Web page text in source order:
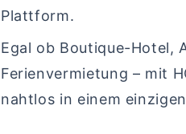
Plattform.
Egal ob Boutique-Hotel,
Ferienvermietung – mit
nahtlos in einem